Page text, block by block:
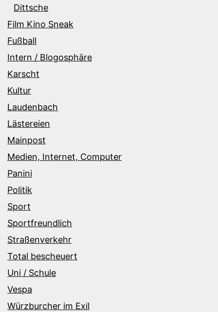
Dittsche
Film Kino Sneak
Fußball
Intern / Blogosphäre
Karscht
Kultur
Laudenbach
Lästereien
Mainpost
Medien, Internet, Computer
Panini
Politik
Sport
Sportfreundlich
Straßenverkehr
Total bescheuert
Uni / Schule
Vespa
Würzburcher im Exil